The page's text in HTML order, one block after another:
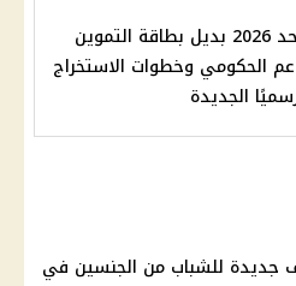
الكارت الموحد 2026 بديل بطاقة التموين
الحكومي وخطوات الاستخراج
الجديدة
جديدة للشباب من الجنسين في